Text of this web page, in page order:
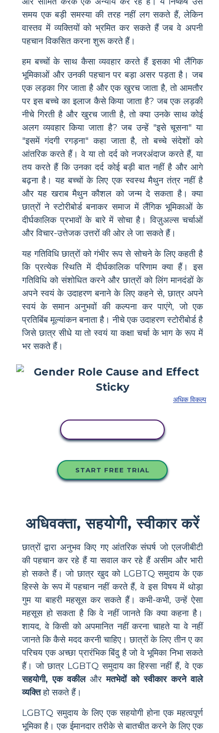
समय एक बड़ी समस्या की तरह नहीं लग सकते हैं, लेकिन
वास्तव में व्यक्तियों को भ्रमित कर सकते हैं जब वे अपनी
पहचान विकसित करना शुरू करते हैं।
हम बच्चों के साथ कैसा व्यवहार करते हैं इसका भी लैंगिक
भूमिकाओं और उनकी पहचान पर बड़ा असर पड़ता है। जब
एक लड़का गिर जाता है और एक खुरच जाता है, तो आमतौर
पर इस बच्चे का इलाज कैसे किया जाता है? जब एक लड़की
नीचे गिरती है और खुरच जाती है, तो क्या उनके साथ कोई
अलग व्यवहार किया जाता है? जब उन्हें "इसे चूसना" या
"इसमें गंदगी रगड़ना" कहा जाता है, तो बच्चे संदेशों को
आंतरिक करते हैं। वे या तो दर्द को नजरअंदाज करते हैं, या
तय करते हैं कि उनका दर्द कोई बड़ी बात नहीं है और आगे
बढ़ना है। यह बच्चों के लिए एक स्वस्थ मैथुन तंत्र नहीं है
और यह खराब मैथुन कौशल को जन्म दे सकता है। क्या
छात्रों ने स्टोरीबोर्ड बनाकर समाज में लैंगिक भूमिकाओं के
दीर्घकालिक प्रभावों के बारे में सोचा है। विज़ुअल्स चर्चाओं
और विचार-उत्तेजक उत्तरों की ओर ले जा सकते हैं।
यह गतिविधि छात्रों को गंभीर रूप से सोचने के लिए कहती है
कि प्रत्येक स्थिति में दीर्घकालिक परिणाम क्या हैं। इस
गतिविधि को संशोधित करने और छात्रों को लिंग मानदंडों के
अपने स्वयं के उदाहरण बनाने के लिए कहने से, छात्र अपने
स्वयं के समान अनुभवों की कल्पना कर पाएंगे, जो एक
प्रतिबिंब मूल्यांकन बनाता है। नीचे एक उदाहरण स्टोरीबोर्ड है
जिसे छात्र सीधे या तो स्वयं या कक्षा चर्चा के भाग के रूप में
भर सकते हैं।
अधिक विकल्प
START FREE TRIAL
अधिवक्ता, सहयोगी, स्वीकार करें
छात्रों द्वारा अनुभव किए गए आंतरिक संघर्ष जो एलजीबीटी
की पहचान कर रहे हैं या सवाल कर रहे हैं असीम और भारी
हो सकते हैं। जो छात्र खुद को LGBTQ समुदाय के एक
हिस्से के रूप में पहचान नहीं करते हैं, वे इस विषय में थोड़ा
गुम या बाहरी महसूस कर सकते हैं। कभी-कभी, उन्हें ऐसा
महसूस हो सकता है कि वे नहीं जानते कि क्या कहना है।
शायद, वे किसी को अपमानित नहीं करना चाहते या वे नहीं
जानते कि कैसे मदद करनी चाहिए। छात्रों के लिए तीन ए का
परिचय एक अच्छा प्रारंभिक बिंदु है जो वे भूमिका निभा सकते
हैं। जो छात्र LGBTQ समुदाय का हिस्सा नहीं हैं, वे एक
सहयोगी, एक वकीलऔरमतभेदों को स्वीकार करने वाले
व्यक्तिहो सकते हैं।
LGBTQ समुदाय के लिए एक सहयोगी होना एक महत्वपूर्ण
भूमिका है। एक ईमानदार तरीके से बातचीत करने के लिए एक